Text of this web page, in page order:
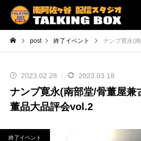
post 終了イベント ナンブ寛永(南部堂/骨
2023.02.28 2023.03.18
ナンブ寛永(南部堂/骨董屋兼
董品大品評会vol.2
終了イベント